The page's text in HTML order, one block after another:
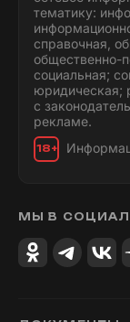
тематику:
справочная,
общественно-
социальная;
юридическая;
с
рекламе.
18+
МЫ В